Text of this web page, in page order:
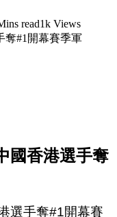
read1k Views
國香港選手奪
選手奪#1開幕賽